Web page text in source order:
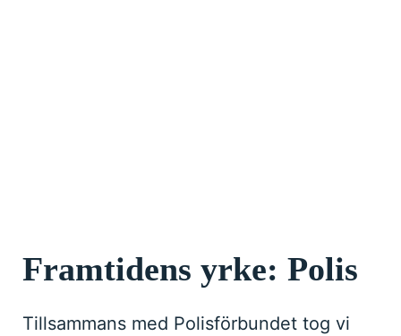
Framtidens yrke: Polis
Tillsammans med Polisförbundet tog vi